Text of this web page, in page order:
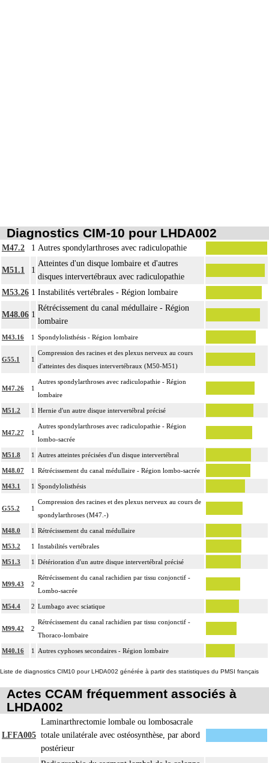
Diagnostics CIM-10 pour LHDA002
M47.2 1 Autres spondylarthroses avec radiculopathie
M51.1 1
Atteintes d'un disque lombaire et d'autres
disques intervertébraux avec radiculopathie
M53.26 1 Instabilités vertébrales - Région lombaire
M48.06 1
Rétrécissement du canal médullaire - Région
lombaire
M43.16 1 Spondylolisthésis - Région lombaire
G55.1 1
Compression des racines et des plexus nerveux au cours
d'atteintes des disques intervertébraux (M50-M51)
M47.26 1
Autres spondylarthroses avec radiculopathie - Région
lombaire
M51.2 1 Hernie d'un autre disque intervertébral précisé
M47.27 1
Autres spondylarthroses avec radiculopathie - Région
lombo-sacrée
M51.8 1 Autres atteintes précisées d'un disque intervertébral
M48.07 1 Rétrécissement du canal médullaire - Région lombo-sacrée
M43.1 1 Spondylolisthésis
G55.2 1
Compression des racines et des plexus nerveux au cours de
spondylarthroses (M47.-)
M48.0 1 Rétrécissement du canal médullaire
M53.2 1 Instabilités vertébrales
M51.3 1 Détérioration d'un autre disque intervertébral précisé
M99.43 2
Rétrécissement du canal rachidien par tissu conjonctif -
Lombo-sacrée
M54.4 2 Lumbago avec sciatique
M99.42 2
Rétrécissement du canal rachidien par tissu conjonctif -
Thoraco-lombaire
M40.16 1 Autres cyphoses secondaires - Région lombaire
Liste de diagnostics CIM10 pour LHDA002 générée à partir des statistiques du PMSI français
Actes CCAM fréquemment associés à
LHDA002
LFFA005
Laminarthrectomie lombale ou lombosacrale
totale unilatérale avec ostéosynthèse, par abord
postérieur